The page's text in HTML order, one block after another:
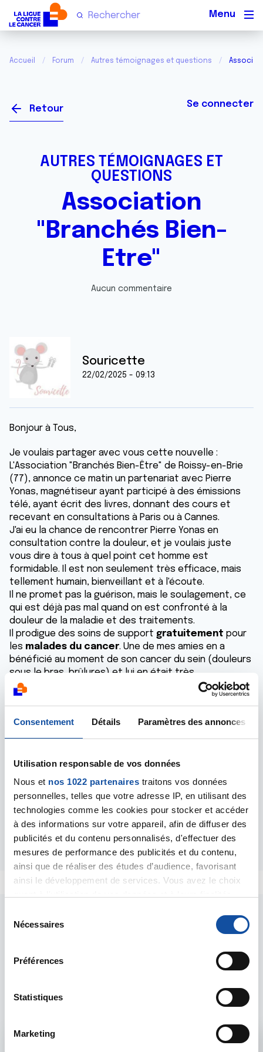
Consentement Détails Paramètres des annonces
Utilisation responsable de vos données
Nous et nos 1022 partenaires traitons vos données
personnelles, telles que votre adresse IP, en utilisant des
technologies comme les cookies pour stocker et accéder
à des informations sur votre appareil, afin de diffuser des
publicités et du contenu personnalisés, d'effectuer des
mesures de performance des publicités et du contenu,
ainsi que de réaliser des études d’audience, favorisant
ainsi le développement de services. Vous avez le choix
tout moment en consultant la Déclaration relative aux
cookies ou en cliquant sur l'icône de confidentialité.
Si vous le permettez, nous aimerions également :
géographique qui peuvent être précises à plusieurs
Identifier votre appareil en l'analysant activement
pour en relever les caractéristiques spécifiques
Nécessaires
Préférences
Statistiques
Marketing
Accueil Forum Autres témoignages et questions
Retour Se connecter
AUTRES TÉMOIGNAGES ET
QUESTIONS
Association
"Branchés Bien-
Etre"
Aucun commentaire
Souricette
22/02/2025 - 09:13
Bonjour à Tous,
Je voulais partager avec vous cette nouvelle :
L'Association "Branchés Bien-Être" de Roissy-en-Brie
(77), annonce ce matin un partenariat avec Pierre
Yonas, magnétiseur ayant participé à des émissions
télé, ayant écrit des livres, donnant des cours et
recevant en consultations à Paris ou à Cannes.
J'ai eu la chance de rencontrer Pierre Yonas en
consultation contre la douleur, et je voulais juste
vous dire à tous à quel point cet homme est
formidable. Il est non seulement très efficace, mais
tellement humain, bienveillant et à l'écoute.
Il ne promet pas la guérison, mais le soulagement, ce
qui est déjà pas mal quand on est confronté à la
douleur de la maladie et des traitements.
Il prodigue des soins de support gratuitement pour
les malades du cancer. Une de mes amies en a
bénéficié au moment de son cancer du sein (douleurs
sous le bras, brûlures) et lui en était très
reconnaissante.
Pour de plus amples renseignements, n'hésitez pas à
Brie".
Je précise que je n'ai aucun intérêt financier dans
pour exister. Il a lui aussi une page FB et est présent
Voilà, j'espère que cette information sera utile à
certains.
Je vous souhaite un bon week-end, pluvieux ici.
Répondre
Les intervenants du